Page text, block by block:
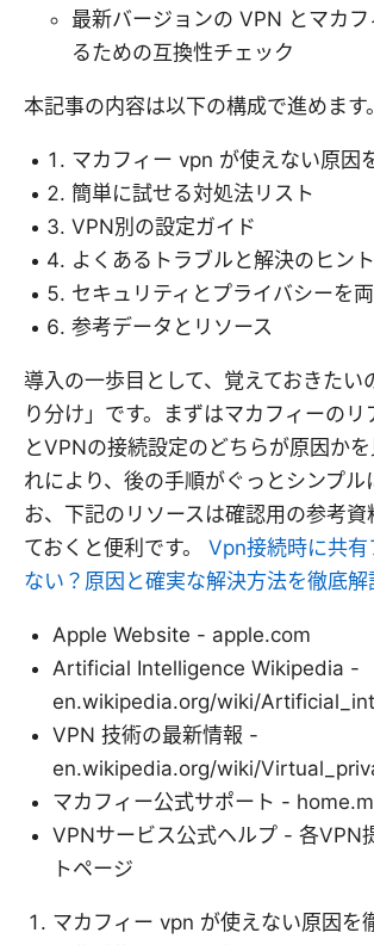
最新バージョンの VPN とマカ
るための互換性チェック
本記事の内容は以下の構成で進めます。
マカフィー vpn が使えない原因
簡単に試せる対処法リスト
VPN別の設定ガイド
よくあるトラブルと解決のヒント
セキュリティとプライバシーを
参考データとリソース
導入の一歩目として、覚えておきたい
り分け」です。まずはマカフィーのリ
とVPNの接続設定のどちらが原因か
れにより、後の手順がぐっとシンプル
お、下記のリソースは確認用の参考資
ておくと便利です。 Vpn接続時に共有
ない？原因と確実な解決方法を徹底解
Apple Website - apple.com
Artificial Intelligence Wikipedia -
en.wikipedia.org/wiki/
VPN 技術の最新情報 -
en.wikipedia.org/wiki/
マカフィー公式サポート -
VPNサービス公式ヘルプ - 各VPN
トページ
マカフィー vpn が使えない原因を